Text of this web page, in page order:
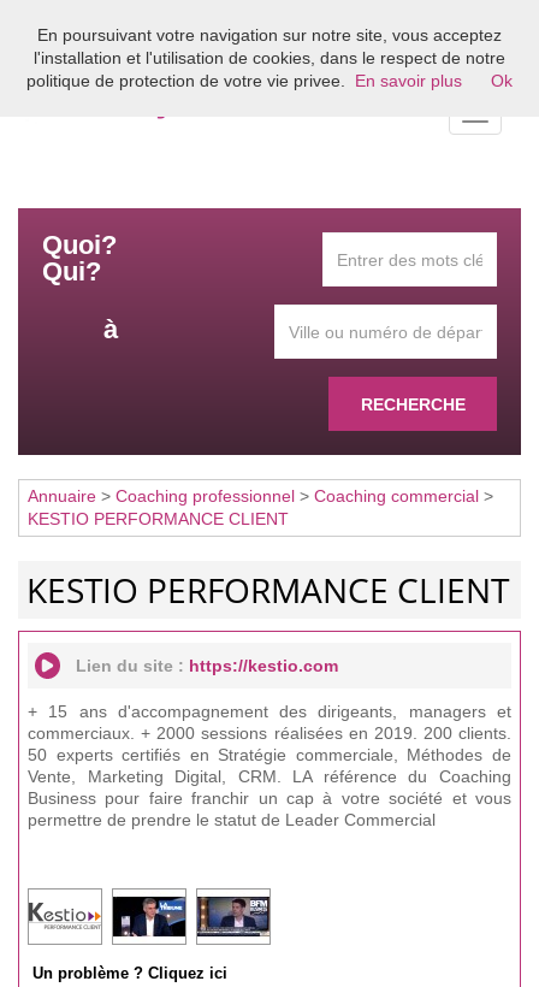
Bienvenue sur l'annuaire du coaching en France
Quoi?
Qui?
à
RECHERCHE
Annuaire > Coaching professionnel > Coaching commercial >
KESTIO PERFORMANCE CLIENT
KESTIO PERFORMANCE CLIENT
Lien du site : https://kestio.com
+ 15 ans d'accompagnement des dirigeants, managers et
commerciaux. + 2000 sessions réalisées en 2019. 200 clients.
50 experts certifiés en Stratégie commerciale, Méthodes de
Vente, Marketing Digital, CRM. LA référence du Coaching
Business pour faire franchir un cap à votre société et vous
permettre de prendre le statut de Leader Commercial
Un problème ? Cliquez ici
En poursuivant votre navigation sur notre site, vous acceptez
l'installation et l'utilisation de cookies, dans le respect de notre
politique de protection de votre vie privee.
En savoir plus Ok